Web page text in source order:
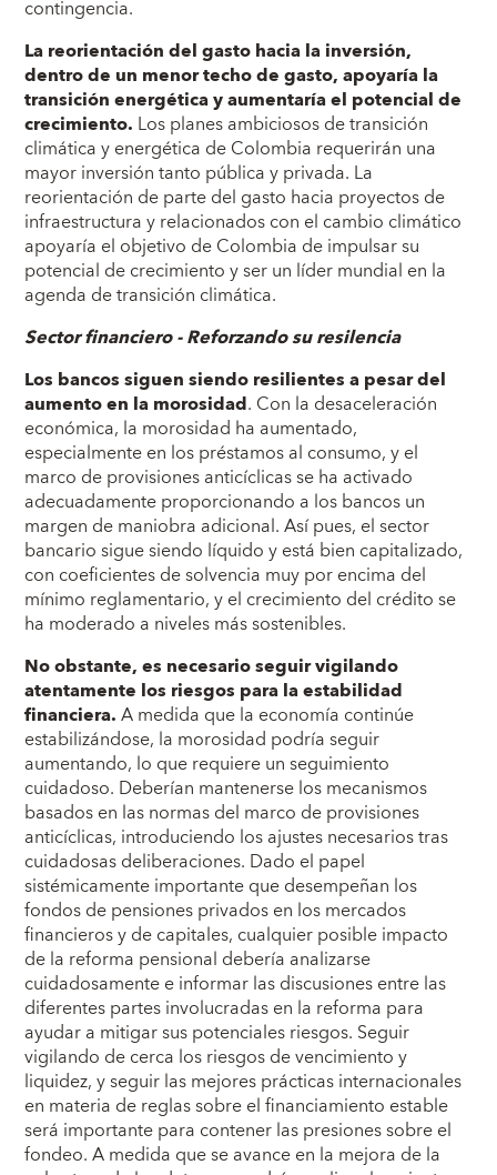
contingencia.
La reorientación del gasto hacia la inversión,
dentro de un menor techo de gasto, apoyaría la
transición energética y aumentaría el potencial de
crecimiento. Los planes ambiciosos de transición
climática y energética de Colombia requerirán una
mayor inversión tanto pública y privada. La
reorientación de parte del gasto hacia proyectos de
infraestructura y relacionados con el cambio climático
apoyaría el objetivo de Colombia de impulsar su
potencial de crecimiento y ser un líder mundial en la
agenda de transición climática.
Sector financiero - Reforzando su resilencia
Los bancos siguen siendo resilientes a pesar del
aumento en la morosidad. Con la desaceleración
económica, la morosidad ha aumentado,
especialmente en los préstamos al consumo, y el
marco de provisiones anticíclicas se ha activado
adecuadamente proporcionando a los bancos un
margen de maniobra adicional. Así pues, el sector
bancario sigue siendo líquido y está bien capitalizado,
con coeficientes de solvencia muy por encima del
mínimo reglamentario, y el crecimiento del crédito se
ha moderado a niveles más sostenibles.
No obstante, es necesario seguir vigilando
atentamente los riesgos para la estabilidad
financiera.A medida que la economía continúe
estabilizándose, la morosidad podría seguir
aumentando, lo que requiere un seguimiento
cuidadoso. Deberían mantenerse los mecanismos
basados en las normas del marco de provisiones
anticíclicas, introduciendo los ajustes necesarios tras
cuidadosas deliberaciones. Dado el papel
sistémicamente importante que desempeñan los
fondos de pensiones privados en los mercados
financieros y de capitales, cualquier posible impacto
de la reforma pensional debería analizarse
cuidadosamente e informar las discusiones entre las
diferentes partes involucradas en la reforma para
ayudar a mitigar sus potenciales riesgos. Seguir
vigilando de cerca los riesgos de vencimiento y
liquidez, y seguir las mejores prácticas internacionales
en materia de reglas sobre el financiamiento estable
será importante para contener las presiones sobre el
fondeo. A medida que se avance en la mejora de la